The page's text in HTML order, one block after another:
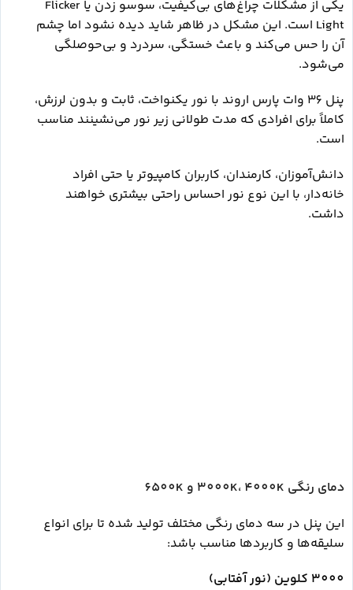
یکی از مشکلات چراغ‌های بی‌کیفیت، سوسو زدن یا Flicker
Light است. این مشکل در ظاهر شاید دیده نشود اما چشم
آن را حس می‌کند و باعث خستگی، سردرد و بی‌حوصلگی
می‌شود.
پنل 36 وات پارس اروند با نور یکنواخت، ثابت و بدون لرزش،
کاملاً برای افرادی که مدت طولانی زیر نور می‌نشینند مناسب
است.
دانش‌آموزان، کارمندان، کاربران کامپیوتر یا حتی افراد
خانه‌دار، با این نوع نور احساس راحتی بیشتری خواهند
داشت.
دمای رنگی 3000K، 4000K و 6500K
این پنل در سه دمای رنگی مختلف تولید شده تا برای انواع
سلیقه‌ها و کاربردها مناسب باشد:
3000 کلوین (نور آفتابی)